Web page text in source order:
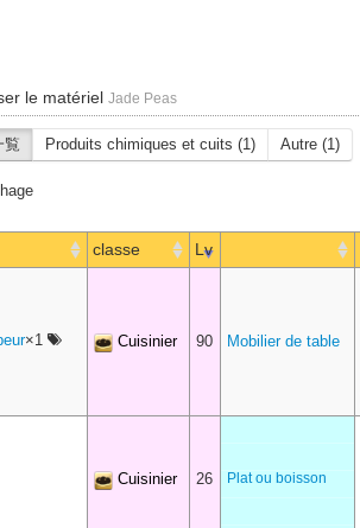
le matériel Jade Peas
覧 Produits chimiques et cuits (1) Autre (1)
classe Lv
×1 Cuisinier 90 Mobilier de table
Cuisinier 26 Plat ou boisson